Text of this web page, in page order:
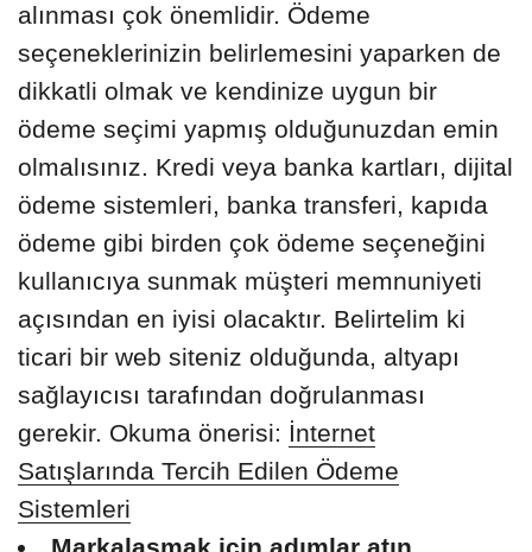
alınması çok önemlidir. Ödeme
seçeneklerinizin belirlemesini yaparken de
dikkatli olmak ve kendinize uygun bir
ödeme seçimi yapmış olduğunuzdan emin
olmalısınız. Kredi veya banka kartları, dijital
ödeme sistemleri, banka transferi, kapıda
ödeme gibi birden çok ödeme seçeneğini
kullanıcıya sunmak müşteri memnuniyeti
açısından en iyisi olacaktır. Belirtelim ki
ticari bir web siteniz olduğunda, altyapı
sağlayıcısı tarafından doğrulanması
gerekir. Okuma önerisi: İnternet
Satışlarında Tercih Edilen Ödeme
Sistemleri